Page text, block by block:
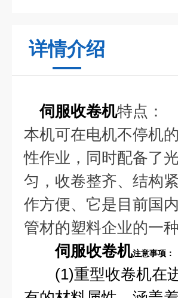
详情介绍
伺服收卷机特点：
本机可在电机不停机
性作业，同时配备了
匀，收卷整齐、结构
作方便、它是目前国
管材的塑料企业的一
伺服收卷机注意事项：
(1)重型收卷机在进